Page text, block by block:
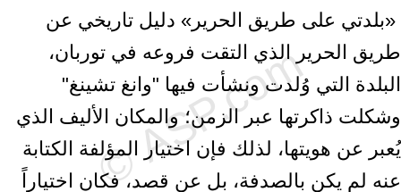
‎ ‏«بلدتي على طريق الحرير» دليل تاريخي عن
طريق الحرير الذي التقت فروعه في توربان،
‏البلدة التي وُلدت ونشأت فيها "وانغ تشينغ"
وشكلت ذاكرتها عبر الزمن؛ والمكان الأليف ‏الذي
يُعبر عن هويتها، لذلك فإن اختيار المؤلفة الكتابة
عنه لم يكن بالصدفة، بل عن ‏قصد، فكان اختياراً